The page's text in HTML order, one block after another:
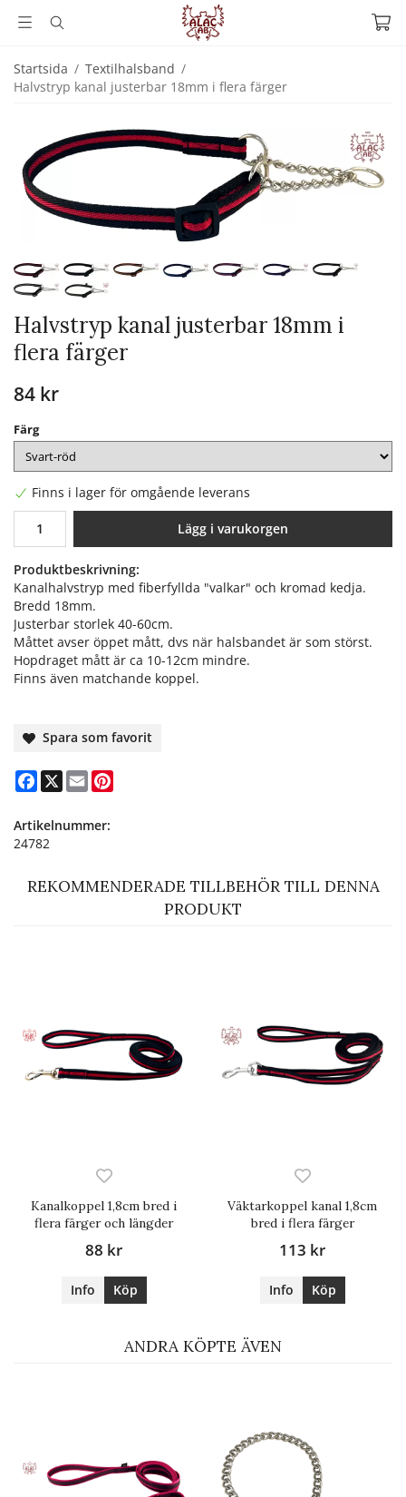
Startsida / Textilhalsband /
Halvstryp kanal justerbar 18mm i flera färger
Halvstryp kanal justerbar 18mm i
flera färger
84 kr
Färg
Finns i lager för omgående leverans
Lägg i varukorgen
Produktbeskrivning:
Kanalhalvstryp med fiberfyllda "valkar" och kromad kedja.
Bredd 18mm.
Justerbar storlek 40-60cm.
Måttet avser öppet mått, dvs när halsbandet är som störst.
Hopdraget mått är ca 10-12cm mindre.
Finns även matchande koppel.
Spara som favorit
Facebook
X Email
Artikelnummer:
24782
REKOMMENDERADE TILLBEHÖR TILL DENNA
PRODUKT
Kanalkoppel 1,8cm bred i
flera färger och längder
88 kr
Info Köp
Väktarkoppel kanal 1,8cm
bred i flera färger
113 kr
Info Köp
ANDRA KÖPTE ÄVEN